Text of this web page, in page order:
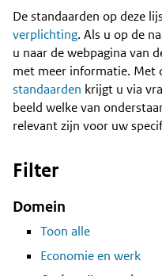
Content
De standaarden op deze
verplichting. Als u op de
u naar de webpagina van
met meer informatie. Met
standaarden krijgt u via
beeld welke van
relevant zijn voor uw
Filter
Domein
Toon alle
Economie en werk